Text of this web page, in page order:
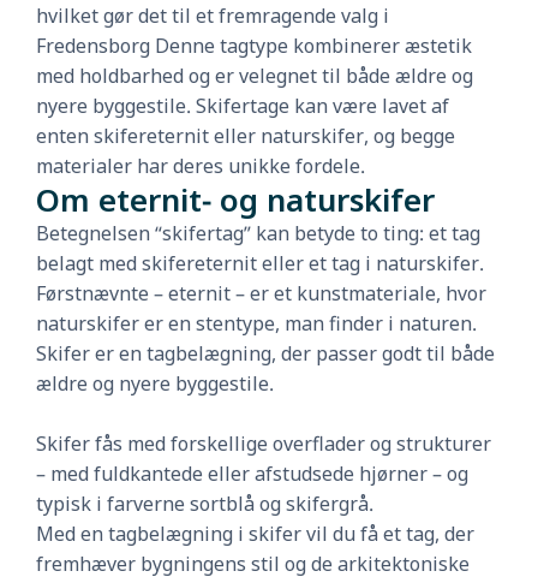
hvilket gør det til et fremragende valg i
Fredensborg Denne tagtype kombinerer æstetik
med holdbarhed og er velegnet til både ældre og
nyere byggestile. Skifertage kan være lavet af
enten skifereternit eller naturskifer, og begge
materialer har deres unikke fordele.
Om eternit- og naturskifer
Betegnelsen “skifertag” kan betyde to ting: et tag
belagt med skifereternit eller et tag i naturskifer.
Førstnævnte – eternit – er et kunstmateriale, hvor
naturskifer er en stentype, man finder i naturen.
Skifer er en tagbelægning, der passer godt til både
ældre og nyere byggestile.
Skifer fås med forskellige overflader og strukturer
– med fuldkantede eller afstudsede hjørner – og
typisk i farverne sortblå og skifergrå.
Med en tagbelægning i skifer vil du få et tag, der
fremhæver bygningens stil og de arkitektoniske